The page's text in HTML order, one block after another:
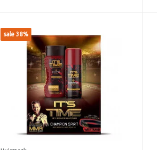
sale 38%